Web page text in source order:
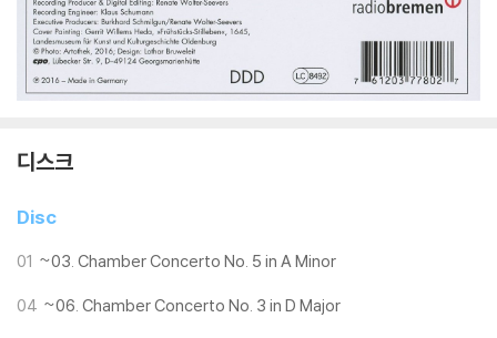
디스크
Disc
01 ~03. Chamber Concerto No. 5 in A Minor
04 ~06. Chamber Concerto No. 3 in D Major